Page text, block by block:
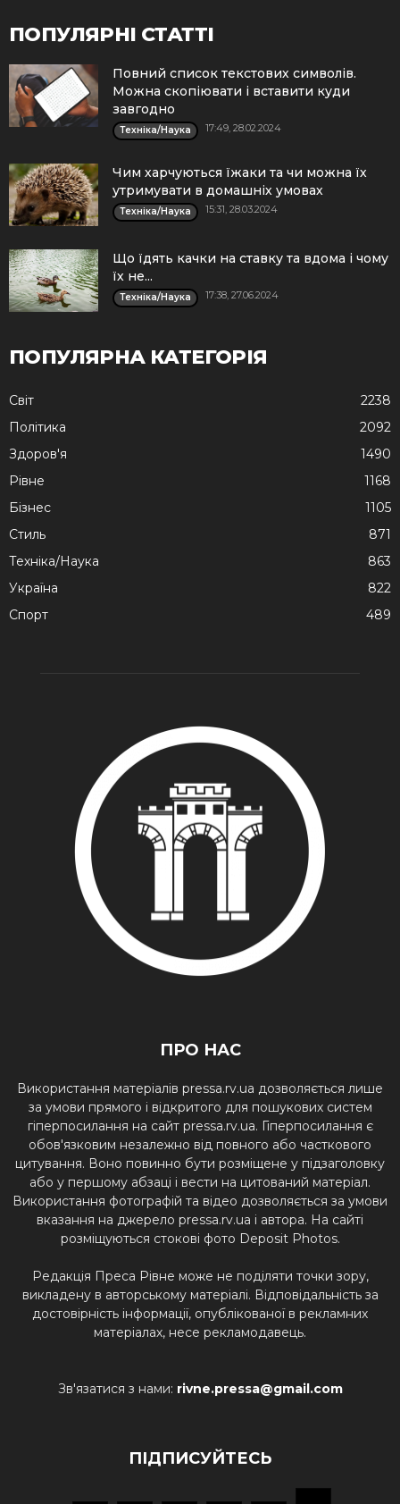
ПОПУЛЯРНІ СТАТТІ
Повний список текстових символів.
Можна скопіювати і вставити куди
завгодно
Техніка/Наука 17:49, 28.02.2024
Чим харчуються їжаки та чи можна їх
утримувати в домашніх умовах
Техніка/Наука 15:31, 28.03.2024
Що їдять качки на ставку та вдома і чому
їх не...
Техніка/Наука 17:38, 27.06.2024
ПОПУЛЯРНА КАТЕГОРІЯ
Cвіт
2238
Політика
2092
Здоров'я
1490
Рівне
1168
Бізнес
1105
Стиль
871
Техніка/Наука
863
Україна
822
Спорт
489
ПРО НАС
Використання матеріалів pressa.rv.ua дозволяється лише
за умови прямого і відкритого для пошукових систем
гіперпосилання на сайт pressa.rv.ua. Гіперпосилання є
обов'язковим незалежно від повного або часткового
цитування. Воно повинно бути розміщене у підзаголовку
або у першому абзаці і вести на цитований матеріал.
Використання фотографій та відео дозволяється за умови
вказання на джерело pressa.rv.ua і автора. На сайті
розміщуються стокові фото Deposit Photos.
Редакція Преса Рівне може не поділяти точки зору,
викладену в авторському матеріалі. Відповідальність за
достовірність інформації, опублікованої в рекламних
матеріалах, несе рекламодавець.
Зв'язатися з нами: rivne.pressa@gmail.com
ПІДПИСУЙТЕСЬ